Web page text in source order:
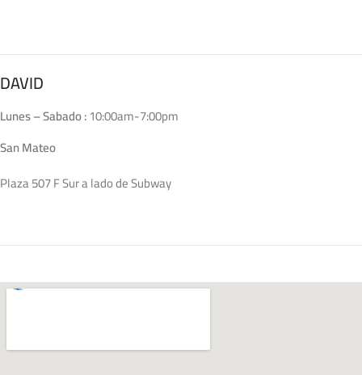
DAVID
Lunes – Sabado :10:00am-7:00pm
San Mateo
Plaza 507 F Sur a lado de Subway